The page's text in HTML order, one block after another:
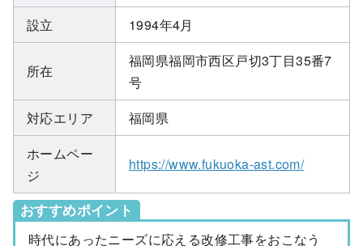
設立
1994年4月
所在
福岡県福岡市西区戸切3丁目35番7
号
対応エリア
福岡県
ホームペー
ジ
https://www.fukuoka-ast.com/
おすすめポイント
時代にあったニーズに応える改修工事をおこなう